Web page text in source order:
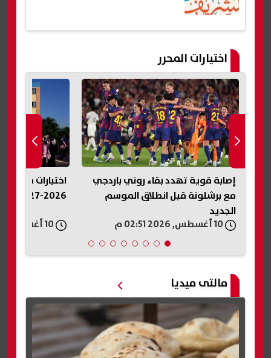
اختيارات المحرر
اختبارات مدارس التكنولوجيا التطبيقية
2026-2027.. اعرف مواصفات الأسئلة
خفض رسوم طرح
مالتى ميديا